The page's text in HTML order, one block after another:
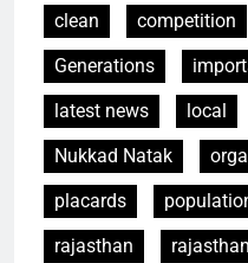
clean
competition
Generations
latest news
local
Nukkad Natak
placards
rajasthan